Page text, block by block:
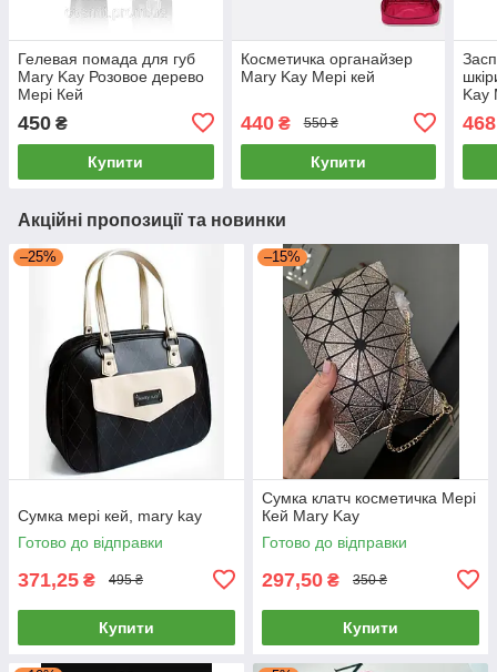
Гелевая помада для губ
Mary Kay Розовое дерево
Мері Кей
450 ₴
Купити
Косметичка органайзер
Mary Kay Мері кей
440₴ 550 ₴
Купити
Kay
468
Акційні пропозиції та новинки
–25%
Сумка мері кей, mary kay
Готово до відправки
371,25 ₴ 495 ₴
Купити
–15%
Сумка клатч косметичка Мері
Кей Mary Kay
Готово до відправки
297,50 ₴ 350 ₴
Купити